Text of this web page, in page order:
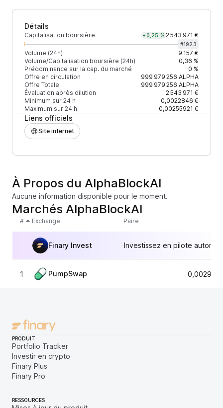
Détails
Capitalisation boursière +0,25 % 2 543 971 €
#1923
Volume (24h)
9 157 €
Volume/Capitalisation boursière (24h)
0,36 %
Prédominance sur la cap. du marché
0 %
Offre en circulation
999 979 256 ALPHA
Offre Totale
999 979 256 ALPHA
Évaluation après dilution
2 543 971 €
Minimum sur 24 h
0,0022846 €
Maximum sur 24 h
0,00255921 €
Liens officiels
Site internet
À Propos du AlphaBlockAI
Aucune information disponible pour le moment.
Marchés AlphaBlockAI
# Exchange Paire
Finary Invest Investissez en pilote
1 PumpSwap
PRODUIT
Portfolio Tracker
Investir en crypto
Finary Plus
Finary Pro
RESSOURCES